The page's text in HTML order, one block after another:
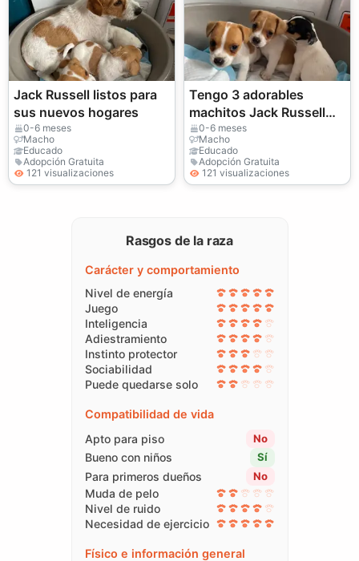
Jack Russell listos para
sus nuevos hogares
0-6 meses
Macho
Educado
Adopción Gratuita
121 visualizaciones
Tengo 3 adorables
machitos Jack Russell
listos para sus nuevos
hogares.
0-6 meses
Macho
Educado
Adopción Gratuita
121 visualizaciones
Rasgos de la raza
Carácter y comportamiento
Nivel de energía
Juego
Inteligencia
Adiestramiento
Instinto protector
Sociabilidad
Puede quedarse solo
Compatibilidad de vida
Apto para piso
No
Bueno con niños Sí
Para primeros dueños No
Muda de pelo
Nivel de ruido
Necesidad de ejercicio
Físico e información general